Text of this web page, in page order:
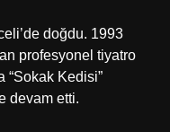
doğdu. 1993
profesyonel tiyatro
“Sokak Kedisi”
devam etti.